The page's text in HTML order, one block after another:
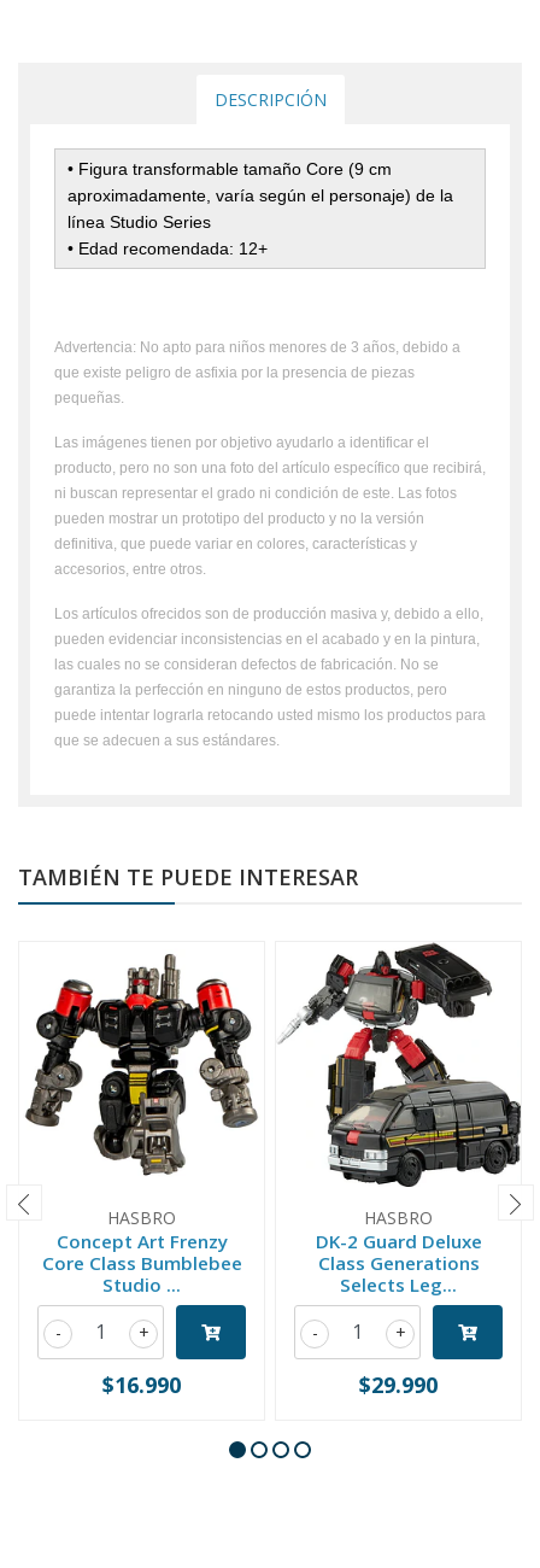
DESCRIPCIÓN
• Figura transformable tamaño Core (9 cm
aproximadamente, varía según el personaje) de la
línea Studio Series
• Edad recomendada: 12+
Advertencia: No apto para niños menores de 3 años, debido a
que existe peligro de asfixia por la presencia de piezas
pequeñas.
Las imágenes tienen por objetivo ayudarlo a identificar el
producto, pero no son una foto del artículo específico que recibirá,
ni buscan representar el grado ni condición de este. Las fotos
pueden mostrar un prototipo del producto y no la versión
definitiva, que puede variar en colores, características y
accesorios, entre otros.
Los artículos ofrecidos son de producción masiva y, debido a ello,
pueden evidenciar inconsistencias en el acabado y en la pintura,
las cuales no se consideran defectos de fabricación. No se
garantiza la perfección en ninguno de estos productos, pero
puede intentar lograrla retocando usted mismo los productos para
que se adecuen a sus estándares.
TAMBIÉN TE PUEDE INTERESAR
HASBRO
Concept Art Frenzy
Core Class Bumblebee
Studio ...
+
-
$16.990
HASBRO
DK-2 Guard Deluxe
Class Generations
Selects Leg...
+
-
$29.990